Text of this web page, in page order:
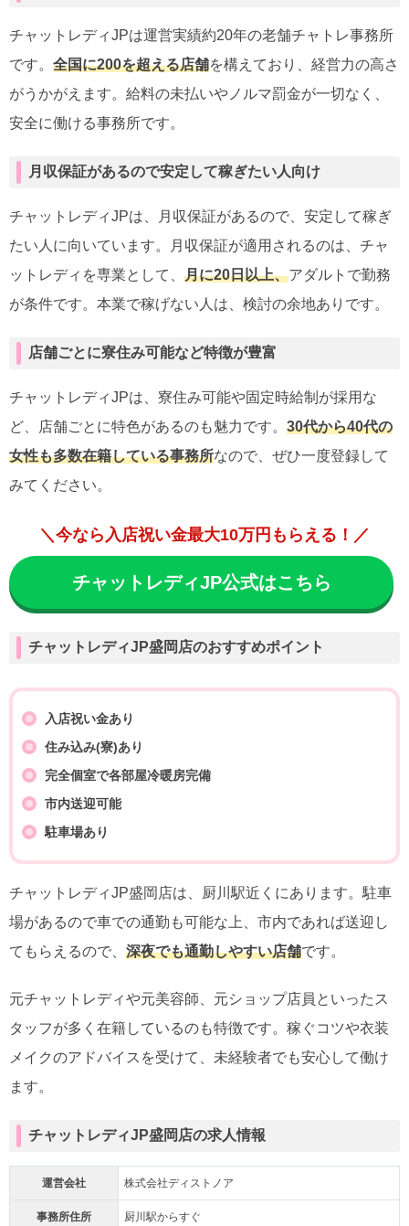
チャットレディJPは運営実績約20年の老舗チャトレ事務所
です。 全国に200を超える店舗を構えており、経営力の高さ
がうかがえます。給料の未払いやノルマ罰金が一切なく、
安全に働ける事務所です。
月収保証があるので安定して稼ぎたい人向け
チャットレディJPは、月収保証があるので、安定して稼ぎ
たい人に向いています。月収保証が適用されるのは、チャ
ットレディを専業として、 月に20日以上、アダルトで勤務
が条件です。本業で稼げない人は、検討の余地ありです。
店舗ごとに寮住み可能など特徴が豊富
チャットレディJPは、寮住み可能や固定時給制が採用な
ど、店舗ごとに特色があるのも魅力です。 30代から40代の
女性も多数在籍している事務所なので、ぜひ一度登録して
みてください。
＼今なら入店祝い金最大10万円もらえる！／
チャットレディJP公式はこちら
チャットレディJP盛岡店のおすすめポイント
入店祝い金あり
住み込み(寮)あり
完全個室で各部屋冷暖房完備
市内送迎可能
駐車場あり
チャットレディJP盛岡店は、厨川駅近くにあります。駐車
場があるので車での通勤も可能な上、市内であれば送迎し
てもらえるので、 深夜でも通勤しやすい店舗です。
元チャットレディや元美容師、元ショップ店員といったス
タッフが多く在籍しているのも特徴です。稼ぐコツや衣装
メイクのアドバイスを受けて、未経験者でも安心して働け
ます。
チャットレディJP盛岡店の求人情報
運営会社 株式会社ディストノア
事務所住所 厨川駅からすぐ